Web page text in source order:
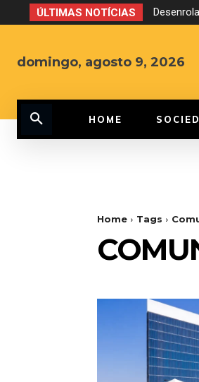
ÚLTIMAS NOTÍCIAS
domingo, agosto 9, 2026
HOME
Home Tags